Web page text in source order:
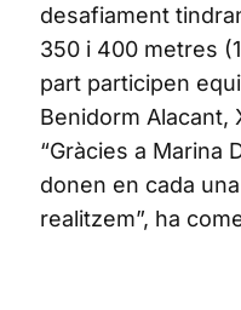
desafiament
350 i 400 metres
part participen
Benidorm Alacant,
“Gràcies a Marina
donen en cada
realitzem”, ha